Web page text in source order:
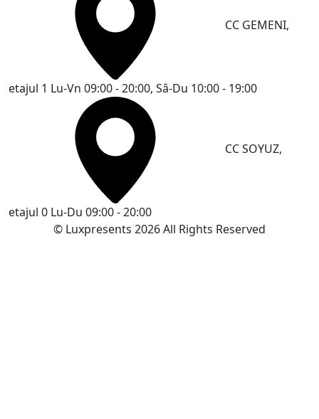
CC GEMENI,
etajul 1 Lu-Vn 09:00 - 20:00, Sâ-Du 10:00 - 19:00
CC SOYUZ,
etajul 0 Lu-Du 09:00 - 20:00
© Luxpresents 2026 All Rights Reserved